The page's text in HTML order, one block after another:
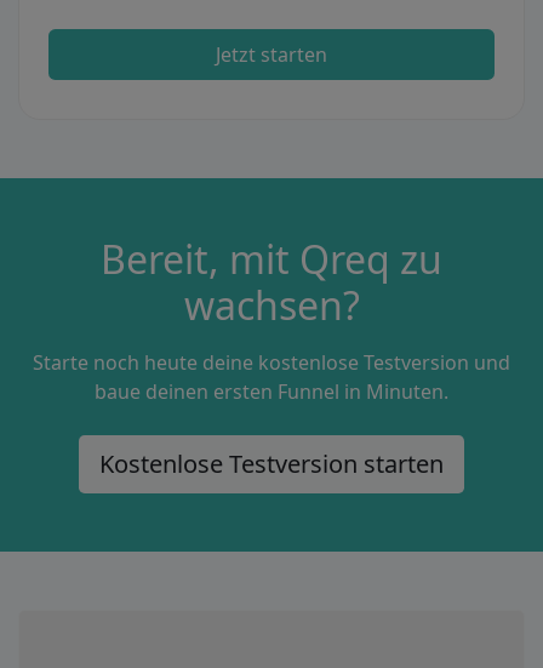
Jetzt starten
Bereit, mit Qreq zu
wachsen?
Starte noch heute deine kostenlose Testversion und
baue deinen ersten Funnel in Minuten.
Kostenlose Testversion starten